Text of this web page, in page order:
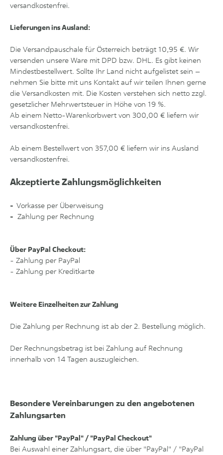
versandkostenfrei.
Lieferungen ins Ausland:
Die Versandpauschale für Österreich beträgt 10,95 €. Wir
versenden unsere Ware mit DPD bzw. DHL. Es gibt keinen
Mindestbestellwert. Sollte Ihr Land nicht aufgelistet sein –
nehmen Sie bitte mit uns Kontakt auf wir teilen Ihnen gerne
die Versandkosten mit. Die Kosten verstehen sich netto zzgl.
gesetzlicher Mehrwertsteuer in Höhe von 19 %.
Ab einem Netto-Warenkorbwert von 300,00 € liefern wir
versandkostenfrei.
Ab einem Bestellwert von 357,00 € liefern wir ins Ausland
versandkostenfrei.
Akzeptierte Zahlungsmöglichkeiten
- Vorkasse per Überweisung
- Zahlung per Rechnung
Über PayPal Checkout:
- Zahlung per PayPal
- Zahlung per Kreditkarte
Weitere Einzelheiten zur Zahlung
Die Zahlung per Rechnung ist ab der 2. Bestellung möglich.
Der Rechnungsbetrag ist bei Zahlung auf Rechnung
innerhalb von 14 Tagen auszugleichen.
Besondere Vereinbarungen zu den angebotenen
Zahlungsarten
Zahlung über "PayPal" / "PayPal Checkout"
Bei Auswahl einer Zahlungsart, die über "PayPal" / "PayPal